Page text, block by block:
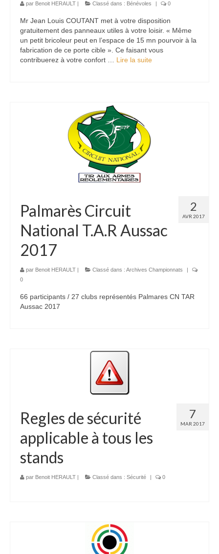
par Benoit HERAULT | Classé dans : Bénévoles | 0
Mr Jean Louis COUTANT met à votre disposition
gratuitement des panneaux utiles à votre loisir. « Même
un petit bricoleur peut en l’espace de 15 mn pourvoir à la
fabrication de ce porte cible ». Ce faisant vous
contribuerez à votre confort … Lire la suite­­
2
AVR 2017
Palmarès Circuit
National T.A.R Aussac
2017
par Benoit HERAULT | Classé dans : Archives Championnats
|
0
66 participants / 27 clubs représentés Palmares CN TAR
Aussac 2017
7
MAR 2017
Regles de sécurité
applicable à tous les
stands
par Benoit HERAULT | Classé dans : Sécurité | 0